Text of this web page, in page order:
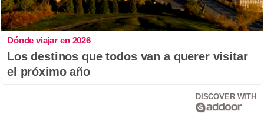
Dónde viajar en 2026
Los destinos que todos van a querer visitar
el próximo año
DISCOVER WITH